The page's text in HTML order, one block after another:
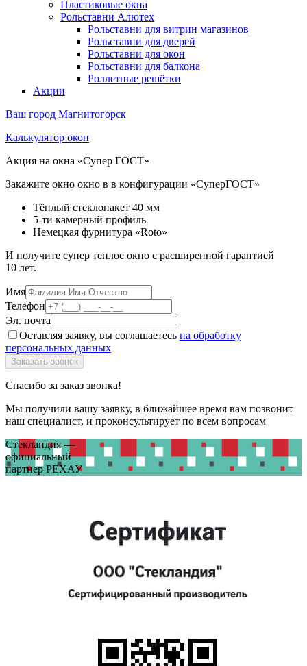
Пластиковые окна
Рольставни Алютех
Рольставни для витрин магазинов
Рольставни для дверей
Рольставни для окон
Рольставни для балкона
Роллетные решётки
Акции
Ваш город Магнитогорск
Калькулятор окон
Акция на окна «Супер ГОСТ»
Закажите окно окно в в конфигурации «СуперГОСТ»
Тёплый стеклопакет 40 мм
5-ти камерный профиль
Немецкая фурнитура «Roto»
И получите супер теплое окно с расширенной гарантией
10 лет.
Имя
Телефон
Эл. почта
Оставляя заявку, вы соглашаетесь на обработку
персональных данных
Спасибо за заказ звонка!
Мы получили вашу заявку, в ближайшее время вам позвонит
наш специалист, и проконсультирует по всем вопросам
Стекландия —
официальный
партнер РЕХАУ